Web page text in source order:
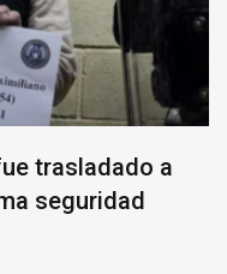
trasladado a
seguridad